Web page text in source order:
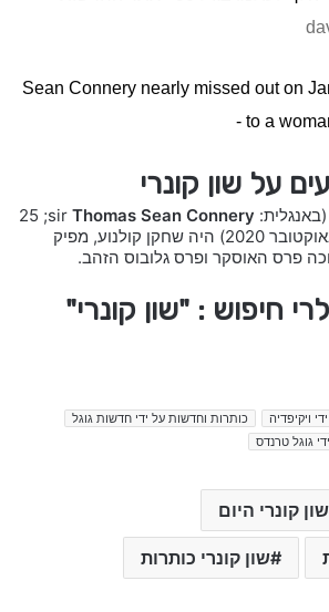
Sean Connery nearly missed out on
- to a
על שון קונרי
(באנגלית: sir Thomas Sean Connery
; ‏25
באוגוסט 1930 – 31 באוקטובר 2020) היה שחקן קולנוע, מפיק
פרס האוסקר ופרס גלובוס הזהב.
חיפוש : "שון קונרי"
ויקיפדיה
כותרות וחדשות על ידי חדשות גוגל
גוגל טרנדס
שון קונרי היום
שון קונרי כותרות